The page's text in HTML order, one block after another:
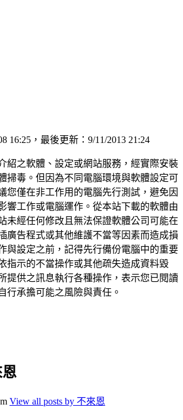
16:25，最後更新：9/11/2013 21:24
紹之軟體、設定或網站服務，經實際安裝
掃毒。但因為不同電腦環境與軟體設定可
您僅在非工作用的電腦先行測試，避免因
響工作或電腦運作。從本站下載的軟體由
未經任何修改且無法保證軟體公司可能在
廣告程式或其他維護不當等因素而造成損
與設定之前，記得先行備份電腦中的重要
指示的不當操作或其他疏失造成資料毀
提供之訊息執行各種操作，表示您已閱讀
行承擔可能之風險與責任。
View all posts by 不來恩